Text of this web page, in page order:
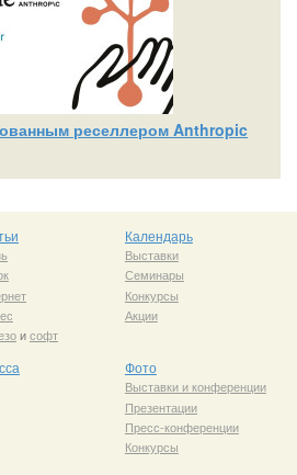
реселлером Anthropic
исофт
Календарь
Выставки
Семинары
Конкурсы
Акции
Фото
Выставки и конференции
Презентации
Пресс-конференции
Конкурсы